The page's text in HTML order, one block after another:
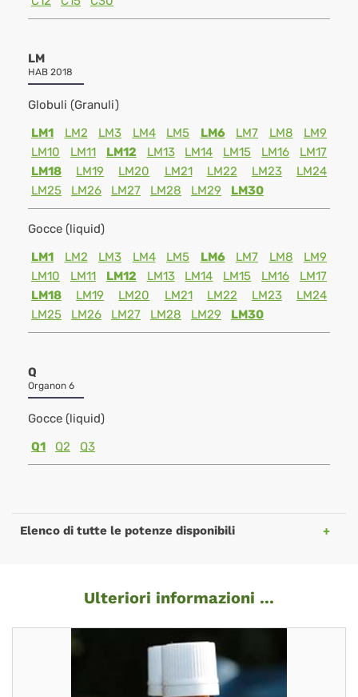
LM
HAB 2018
Globuli (Granuli)
LM1
LM2 LM3 LM4 LM5 LM6 LM7 LM8
LM9
LM10
LM11 LM12 LM13 LM14 LM15 LM16
LM17
LM18
LM19 LM20 LM21 LM22 LM23
LM24
LM25
LM26 LM27 LM28 LM29 LM30
Gocce (liquid)
LM1
LM2 LM3 LM4 LM5 LM6 LM7 LM8
LM9
LM10
LM11 LM12 LM13 LM14 LM15 LM16
LM17
LM18
LM19 LM20 LM21 LM22 LM23
LM24
LM25
LM26 LM27 LM28 LM29 LM30
Q
Organon 6
Gocce (liquid)
Q1
Q2 Q3
Elenco di tutte le potenze disponibili
Ulteriori informazioni ...